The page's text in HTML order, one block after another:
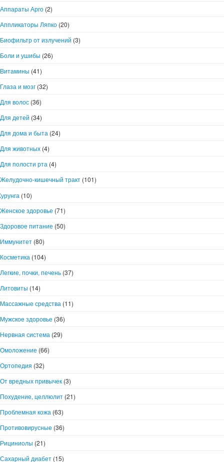
Аппараты Арго (2)
Аппликаторы Ляпко (20)
Биофильтр от излучений (3)
Боли и ушибы (26)
Витамины (41)
Глаза и мозг (32)
Для волос (36)
Для детей (34)
Для дома и быта (24)
Для животных (4)
Для полости рта (4)
Желудочно-кишечный тракт (101)
(10)
Женское здоровье (71)
Здоровое питание (50)
Иммунитет (80)
Косметика (104)
Легкие, почки, печень (37)
Литовиты (14)
Массажные средства (11)
Мужское здоровье (36)
Нервная система (29)
Омоложение (66)
Ортопедия (32)
От вредных привычек (3)
Похудение, целлюлит (21)
Проблемная кожа (63)
Противовирусные (36)
Рициниолы (21)
Сахарный диабет (15)